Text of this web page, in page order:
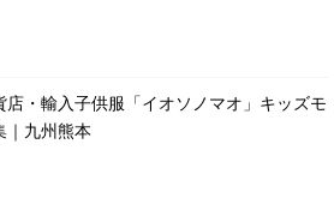
店・輸入子供服「イオソノマオ」キッズモ
｜九州熊本